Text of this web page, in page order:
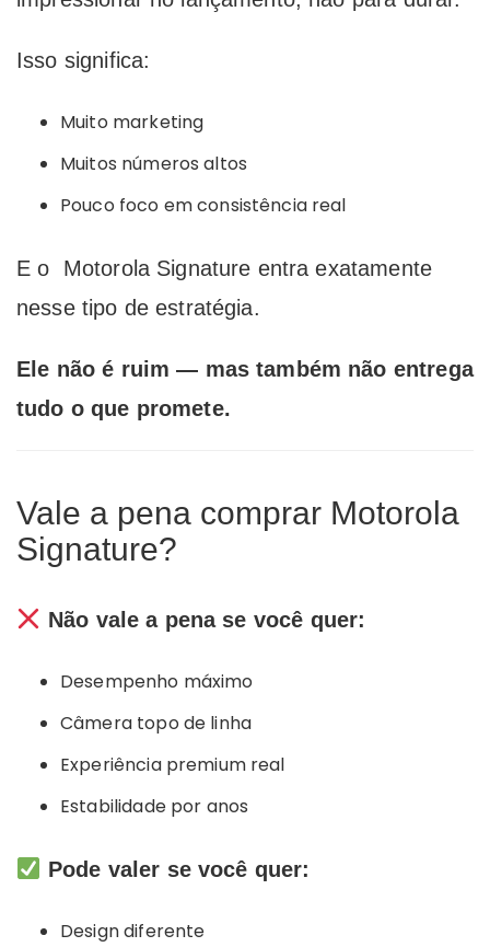
Isso significa:
Muito marketing
Muitos números altos
Pouco foco em consistência real
E o Motorola Signature entra exatamente
nesse tipo de estratégia.
Ele não é ruim — mas também não entrega
tudo o que promete.
Vale a pena comprar Motorola
Signature?
Não vale a pena se você quer:
Desempenho máximo
Câmera topo de linha
Experiência premium real
Estabilidade por anos
Pode valer se você quer:
Design diferente